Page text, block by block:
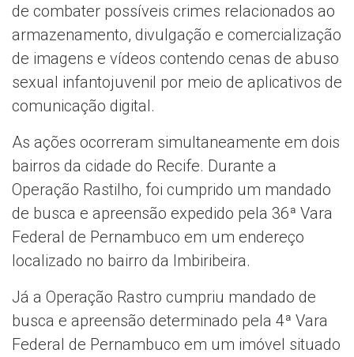
de combater possíveis crimes relacionados ao
armazenamento, divulgação e comercialização
de imagens e vídeos contendo cenas de abuso
sexual infantojuvenil por meio de aplicativos de
comunicação digital.
As ações ocorreram simultaneamente em dois
bairros da cidade do Recife. Durante a
Operação Rastilho, foi cumprido um mandado
de busca e apreensão expedido pela 36ª Vara
Federal de Pernambuco em um endereço
localizado no bairro da Imbiribeira.
Já a Operação Rastro cumpriu mandado de
busca e apreensão determinado pela 4ª Vara
Federal de Pernambuco em um imóvel situado